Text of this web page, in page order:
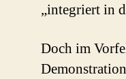
„integriert in
Doch im